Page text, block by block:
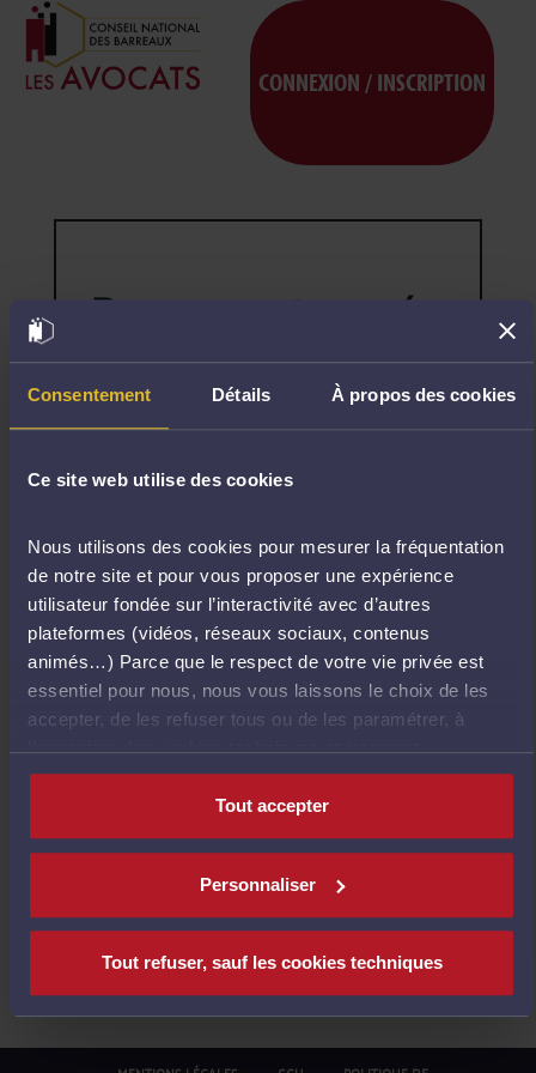
Consentement Détails À propos des cookies
Ce site web utilise des cookies
Nous utilisons des cookies pour mesurer la fréquentation
de notre site et pour vous proposer une expérience
utilisateur fondée sur l’interactivité avec d’autres
plateformes (vidéos, réseaux sociaux, contenus
animés…) Parce que le respect de votre vie privée est
essentiel pour nous, nous vous laissons le choix de les
accepter, de les refuser tous ou de les paramétrer, à
l’exception des cookies techniques strictement
nécessaires au fonctionnement du site.
Tout accepter
Personnaliser
Tout refuser, sauf les cookies techniques
CONNEXION / INSCRIPTION
Page non trouvée
la
page
pas.
E
T
O
U
R
À
L
'
C
I